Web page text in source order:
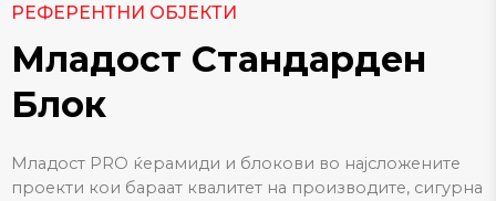
РЕФЕРЕНТНИ ОБЈЕКТИ
Младост Стандарден
Блок
Mладост PRO ќерамиди и блокови во најсложените
проекти кои бараат квалитет на производите, сигурна